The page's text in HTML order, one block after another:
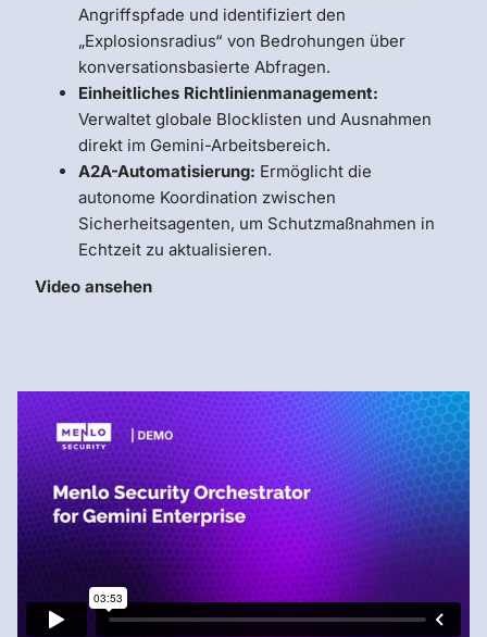
Angriffspfade und identifiziert den
„Explosionsradius“ von Bedrohungen über
konversationsbasierte Abfragen.
Einheitliches Richtlinienmanagement:
Verwaltet globale Blocklisten und Ausnahmen
direkt im Gemini-Arbeitsbereich.
A2A-Automatisierung: Ermöglicht die
autonome Koordination zwischen
Sicherheitsagenten, um Schutzmaßnahmen in
Echtzeit zu aktualisieren.
Video ansehen